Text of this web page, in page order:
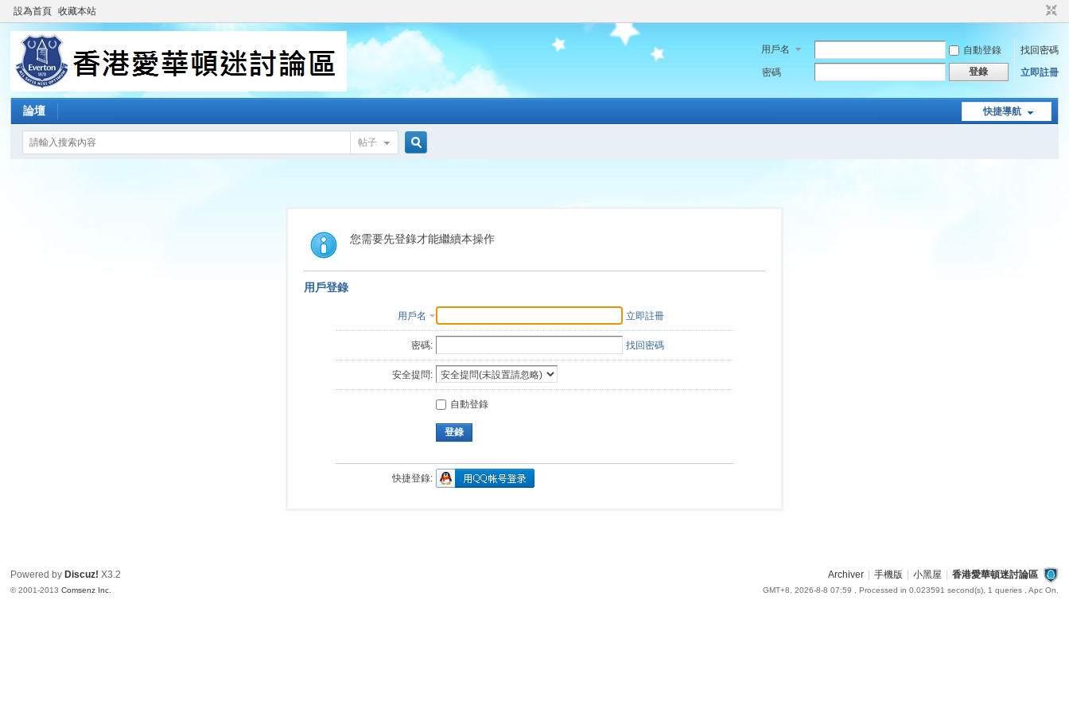
設為首頁 收藏本站
用戶名 自動登錄
找回密碼
密碼
登錄 立即註冊
快捷導航
論壇
帖子
索
您需要先登錄才能繼續本操作
用戶登錄
用戶名 立即註冊
密碼: 找回密碼
安全提問:
自動登錄
登錄
快捷登錄:
Archiver 手機版 小黑屋 香港愛華頓迷討論區
GMT+8, 2026-8-8 07:59 , Processed in 0.023591 second(s), 1 queries , Apc On.
Powered by Discuz! X3.2
© 2001-2013Comsenz Inc.